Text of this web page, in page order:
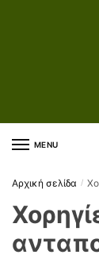
MENU
Αρχική σελίδα /